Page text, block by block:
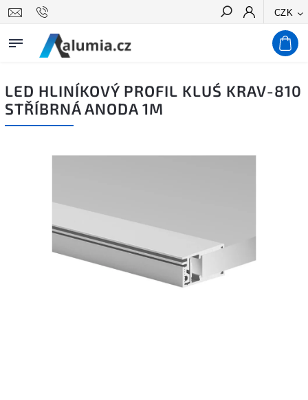
CZK
Hledat
LED HLINÍKOVÝ PROFIL KLUŚ KRAV-810
STŘÍBRNÁ ANODA 1M